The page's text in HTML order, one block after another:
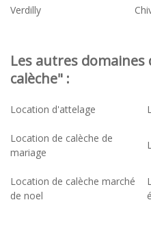
Verdilly
Les autres
calèche" :
Location d'attelage
Location de calèche de
mariage
Location de calèche marché
de noel